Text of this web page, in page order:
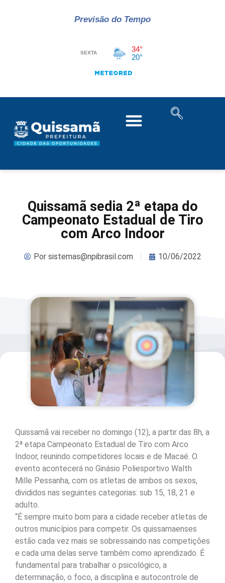
Previsão do Tempo
Quissamã sedia 2ª etapa do
Campeonato Estadual de Tiro
com Arco Indoor
Porsistemas@npibrasil.com 10/06/2022
Quissamã vai receber no domingo (12), a partir das 8h, a
2ª etapa Campeonato Estadual de Tiro com Arco
Indoor, reunindo competidores locais e de Macaé. O
evento acontecerá no Ginásio Poliesportivo Walth
Mille Pessanha, com os atletas de ambos os sexos,
divididos nas seguintes categorias: sub 15, 18, 21 e
adulto.
“É sempre muito bom para a cidade receber atletas de
outros municípios para competir. Os quissamaenses
estão cada vez mais se sobressaindo nas competições
e cada uma delas serve também como aprendizado. É
fundamental para trabalhar o psicológico, a
determinação, o foco, a disciplina e autocontrole de